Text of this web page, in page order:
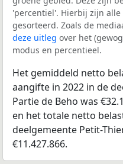
'percentiel'. Hierbij zijn
gesorteerd. Zoals de
deze uitleg over het
modus en percentieel.
Het gemiddeld netto
aangifte in 2022 in de
Partie de Beho was
en het totale netto
deelgemeente Petit-
€11.427.866.